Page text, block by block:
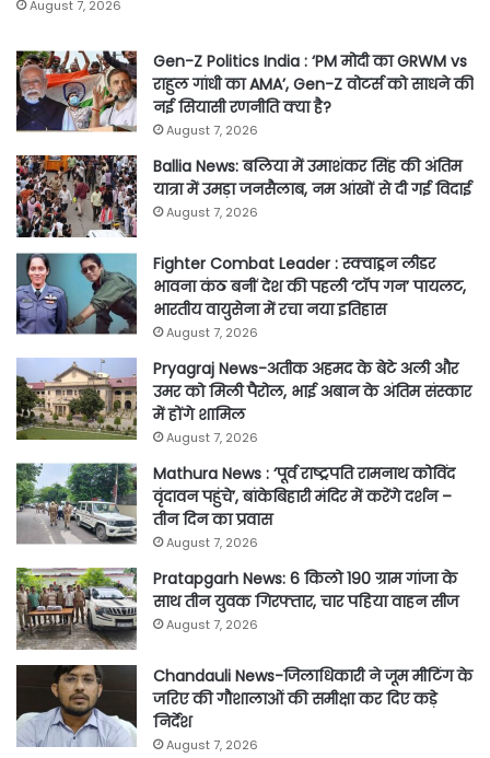
August 7, 2026
Gen-Z Politics India : ‘PM मोदी का GRWM vs
राहुल गांधी का AMA’, Gen-Z वोटर्स को साधने की
नई सियासी रणनीति क्या है?
August 7, 2026
Ballia News: बलिया में उमाशंकर सिंह की अंतिम
यात्रा में उमड़ा जनसैलाब, नम आंखों से दी गई विदाई
August 7, 2026
Fighter Combat Leader : स्क्वाड्रन लीडर
भावना कंठ बनीं देश की पहली ‘टॉप गन’ पायलट,
भारतीय वायुसेना में रचा नया इतिहास
August 7, 2026
Pryagraj News-अतीक अहमद के बेटे अली और
उमर को मिली पैरोल, भाई अबान के अंतिम संस्कार
में होंगे शामिल
August 7, 2026
Mathura News : ‘पूर्व राष्ट्रपति रामनाथ कोविंद
वृंदावन पहुंचे’, बांकेबिहारी मंदिर में करेंगे दर्शन –
तीन दिन का प्रवास
August 7, 2026
Pratapgarh News: 6 किलो 190 ग्राम गांजा के
साथ तीन युवक गिरफ्तार, चार पहिया वाहन सीज
August 7, 2026
Chandauli News-जिलाधिकारी ने जूम मीटिंग के
जरिए की गौशालाओं की समीक्षा कर दिए कड़े
निर्देश
August 7, 2026